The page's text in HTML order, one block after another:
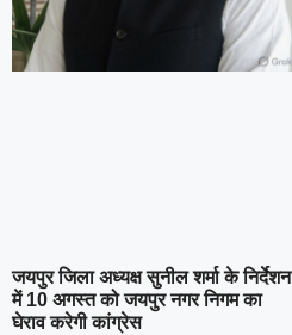
जयपुर जिला अध्यक्ष सुनील शर्मा के निर्देशन
में 10 अगस्त को जयपुर नगर निगम का
घेराव करेगी कांग्रेस